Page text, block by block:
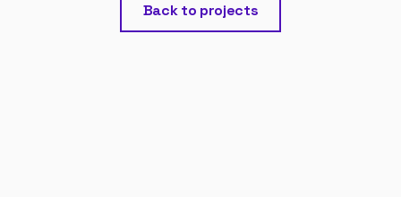
Back to projects